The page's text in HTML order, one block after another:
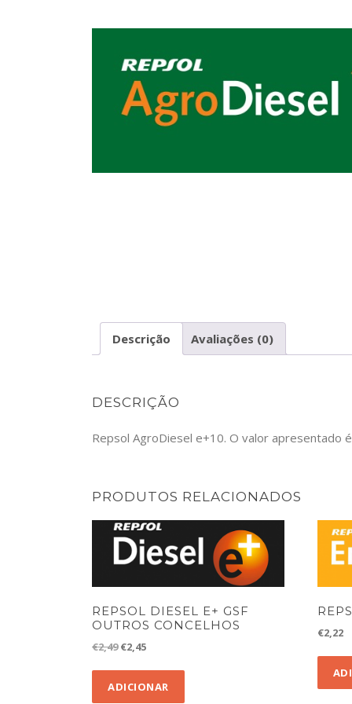
Descrição Avaliações (0)
DESCRIÇÃO
Repsol AgroDiesel e+10. O valor apresentado
PRODUTOS RELACIONADOS
REPSOL DIESEL E+ GSF
OUTROS CONCELHOS
€2,49 O
era:
€2,45O
é:
ADICIONAR
€2,22